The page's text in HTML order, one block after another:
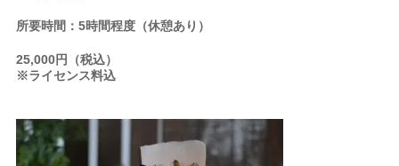
所要時間：5時間程度（休憩あり）
25,000円（税込）
※ライセンス料込